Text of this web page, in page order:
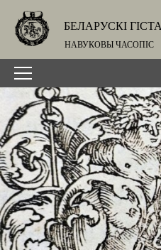
БЕЛАРУСКІ
НАВУКОВЫ ЧАСОПІС